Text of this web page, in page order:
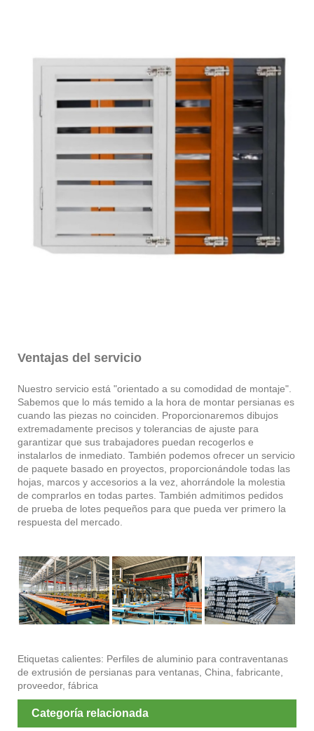
Ventajas del servicio
Nuestro servicio está "orientado a su comodidad de montaje".
Sabemos que lo más temido a la hora de montar persianas es
cuando las piezas no coinciden. Proporcionaremos dibujos
extremadamente precisos y tolerancias de ajuste para
garantizar que sus trabajadores puedan recogerlos e
instalarlos de inmediato. También podemos ofrecer un servicio
de paquete basado en proyectos, proporcionándole todas las
hojas, marcos y accesorios a la vez, ahorrándole la molestia
de comprarlos en todas partes. También admitimos pedidos
de prueba de lotes pequeños para que pueda ver primero la
respuesta del mercado.
Etiquetas calientes: Perfiles de aluminio para contraventanas
de extrusión de persianas para ventanas, China, fabricante,
proveedor, fábrica
Categoría relacionada